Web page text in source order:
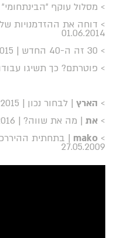
> מסלול עוקף ״הבינתחומי״ |
> דוחה את ההזדמנויות
01.06.2014
> 30 זה ה-40 החדש | 26.07.2015
> פוטרתם? כך תשיגו עבודה |
> הארץ | לבחור נכון | 02.2015
> את | מה את שווה? | 22.02.2016
>
mako | בתחתית
27.05.2009